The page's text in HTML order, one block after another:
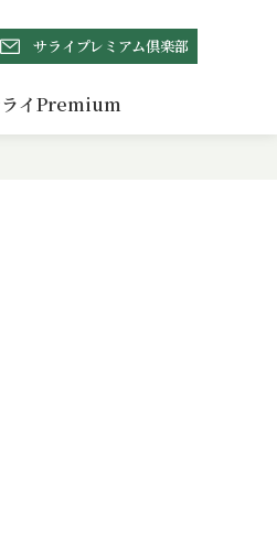
サライプレミアム倶楽部
イPremium